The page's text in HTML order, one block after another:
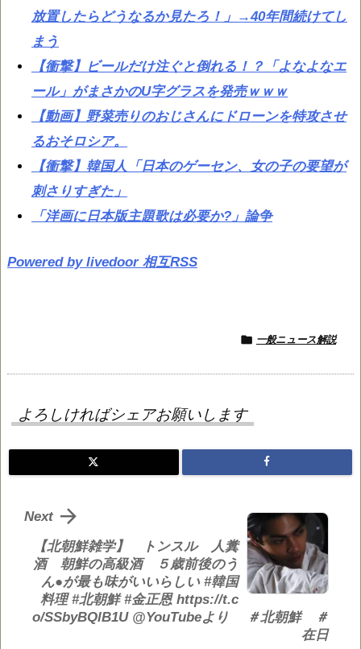
放置したらどうなるか見たろ！」→40年間続けてし
まう
【衝撃】ビールだけ注ぐと倒れる！？「よなよなエ
ール」がまさかのU字グラスを発売ｗｗｗ
【動画】野菜売りのおじさんにドローンを特攻させ
るおそロシア。
【衝撃】韓国人「日本のゲーセン、女の子の要望が
刺さりすぎた」
「洋画に日本版主題歌は必要か?」論争
Powered by livedoor 相互RSS
 一般ニュース解説
よろしければシェアお願いします
【北朝鮮雑学】 トンスル 人糞
酒 朝鮮の高級酒 ５歳前後のう
ん●が最も味がいいらしい #韓国
料理 #北朝鮮 #金正恩 https://t.c
o/SSbyBQlB1U @YouTubeより ＃北朝鮮 ＃
在日

Next